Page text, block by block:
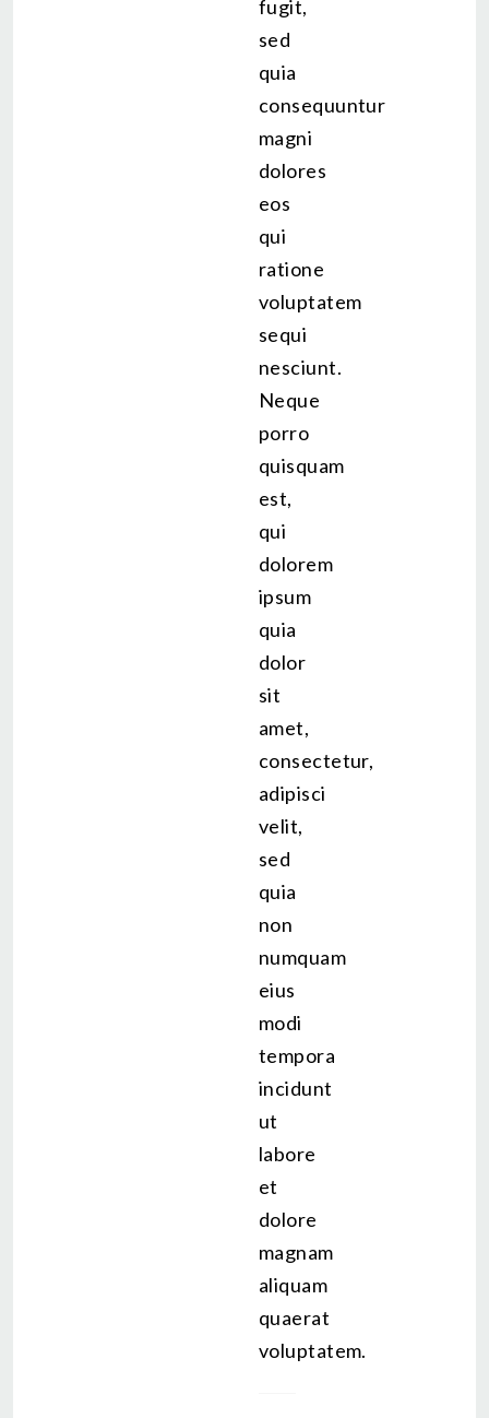
fugit,
sed
quia
consequuntur
magni
dolores
eos
qui
ratione
voluptatem
sequi
nesciunt.
Neque
porro
quisquam
est,
qui
dolorem
ipsum
quia
dolor
sit
amet,
consectetur,
adipisci
velit,
sed
quia
non
numquam
eius
modi
tempora
incidunt
ut
labore
et
dolore
magnam
aliquam
quaerat
voluptatem.